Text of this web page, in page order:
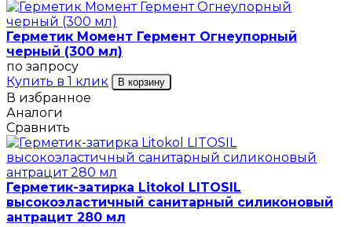
Герметик Момент Гермент Огнеупорный
черный (300 мл)
по запросу
Купить в 1 клик
В корзину
В избранное
Аналоги
Сравнить
Герметик-затирка Litokol LITOSIL
высокоэластичный санитарный силиконовый
антрацит 280 мл